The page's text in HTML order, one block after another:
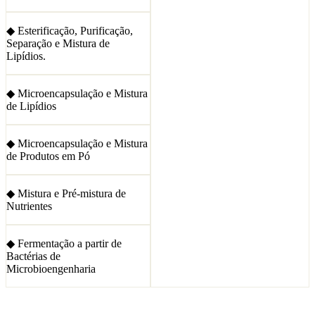
◆ Esterificação, Purificação,
Separação e Mistura de
Lipídios.
◆ Microencapsulação e Mistura
de Lipídios
◆ Microencapsulação e Mistura
de Produtos em Pó
◆ Mistura e Pré-mistura de
Nutrientes
◆ Fermentação a partir de
Bactérias de
Microbioengenharia